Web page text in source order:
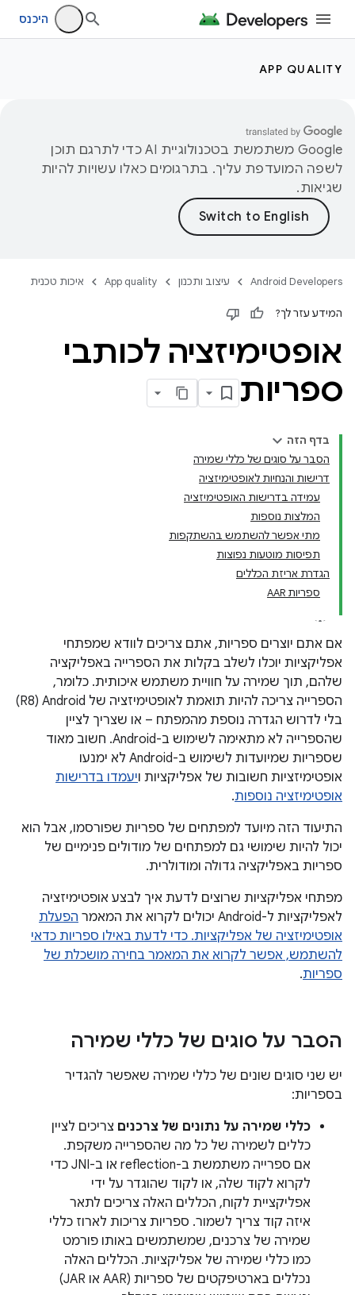
היכנס
APP QUALITY
‫Google משתמשת בטכנולוגיית AI כדי לתרגם תוכן
לשפה המועדפת עליך. בתרגומים כאלו עשויות להיות
שגיאות.
Android Developers עיצוב ותכנון App quality איכות טכנית
המידע עזר לך?
אופטימיזציה לכותבי
ספריות
בדף הזה
הסבר על סוגים של כללי שמירה
דרישות והנחיות לאופטימיזציה
עמידה בדרישות האופטימיזציה
המלצות נוספות
מתי אפשר להשתמש בהשתקפות
תפיסות מוטעות נפוצות
הגדרת אריזת הכללים
ספריות AAR
אם אתם יוצרים ספריות, אתם צריכים לוודא שמפתחי
אפליקציות יוכלו לשלב בקלות את הספרייה באפליקציה
שלהם, תוך שמירה על חוויית משתמש איכותית. כלומר,
הספרייה צריכה להיות תואמת לאופטימיזציה של Android‏ (R8)
בלי לדרוש הגדרה נוספת מהמפתח – או שצריך לציין
שהספרייה לא מתאימה לשימוש ב-Android. חשוב מאוד
שספריות שמיועדות לשימוש ב-Android לא ימנעו
אופטימיזציות חשובות של אפליקציות ויעמדו בדרישות
אופטימיזציה נוספות.
התיעוד הזה מיועד למפתחים של ספריות שפורסמו, אבל הוא
יכול להיות שימושי גם למפתחים של מודולים פנימיים של
ספריות באפליקציה גדולה ומודולרית.
מפתחי אפליקציות שרוצים לדעת איך לבצע אופטימיזציה
לאפליקציות ל-Android יכולים לקרוא את המאמר
הפעלת
אופטימיזציה של אפליקציות. כדי לדעת באילו ספריות כדאי
להשתמש, אפשר לקרוא את המאמר בחירה מושכלת של
ספריות.
הסבר על סוגים של כללי שמירה
יש שני סוגים שונים של כללי שמירה שאפשר להגדיר
בספריות:
כללי שמירה על נתונים של צרכנים צריכים לציין
כללים לשמירה של כל מה שהספרייה משקפת.
אם ספרייה משתמשת ב-reflection או ב-JNI כדי
לקרוא לקוד שלה, או לקוד שהוגדר על ידי
אפליקציית לקוח, הכללים האלה צריכים לתאר
איזה קוד צריך לשמור. ספריות צריכות לארוז כללי
שמירה של צרכנים, שמשתמשים באותו פורמט
כמו כללי שמירה של אפליקציות. הכללים האלה
נכללים בארטיפקטים של ספריות (AAR או JAR)